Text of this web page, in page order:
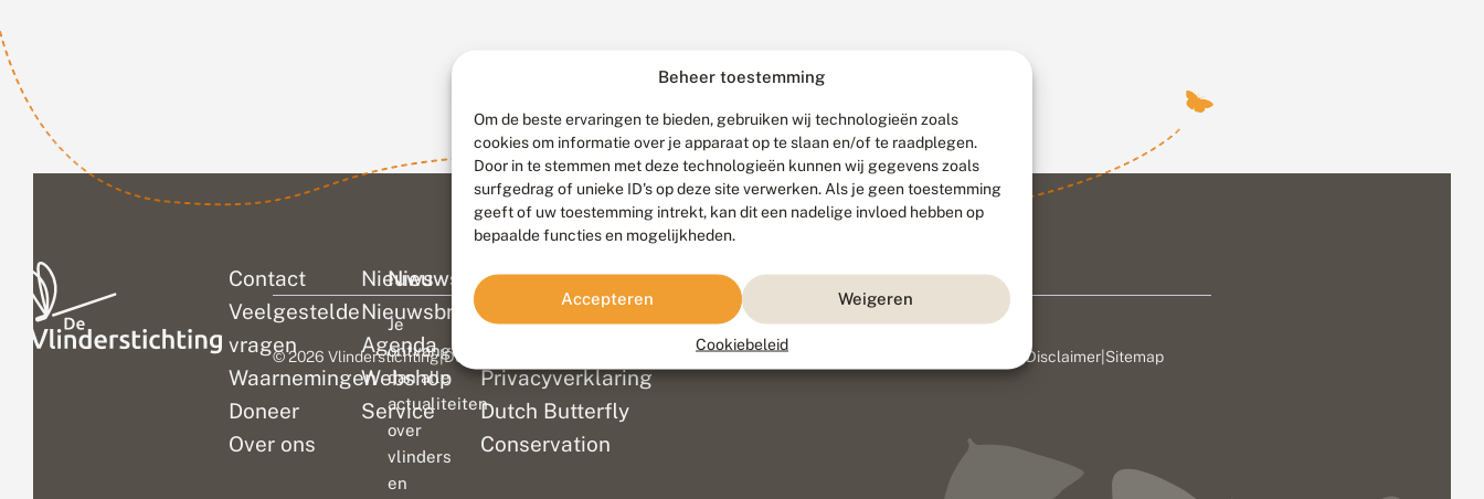
Beheer toestemming
Om de beste ervaringen te bieden, gebruiken wij technologieën zoals
cookies om informatie over je apparaat op te slaan en/of te raadplegen.
Door in te stemmen met deze technologieën kunnen wij gegevens zoals
surfgedrag of unieke ID's op deze site verwerken. Als je geen toestemming
geeft of uw toestemming intrekt, kan dit een nadelige invloed hebben op
bepaalde functies en mogelijkheden.
Accepteren Weigeren
Cookiebeleid
Contact
Veelgestelde
vragen
Waarnemingen
Doneer
Over ons
Nieuws
Nieuwsbrief
Agenda
Webshop
Service
Colofon
Disclaimer
Privacyverklaring
Dutch Butterfly
Conservation
Nieuwsbrief
Je
ontvangt
dan alle
actualiteiten
over
vlinders
en
© 2026 Vlinderstichting|Duurzaam ontwikkeld door Go2People, ontworpen door Disclaimer Sitemap